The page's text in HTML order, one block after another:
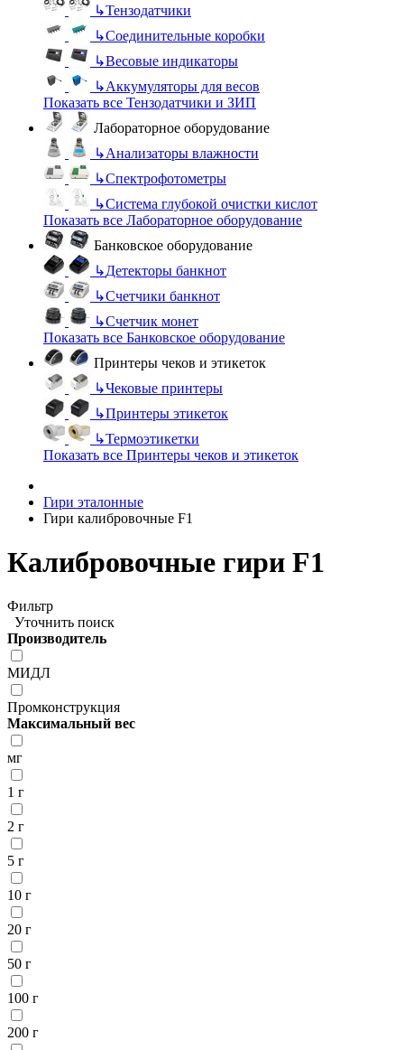
↳Тензодатчики
↳Соединительные коробки
↳Весовые индикаторы
↳Аккумуляторы для весов
Показать все Тензодатчики и ЗИП
Лабораторное оборудование
↳Анализаторы влажности
↳Спектрофотометры
↳Система глубокой очистки кислот
Показать все Лабораторное оборудование
Банковское оборудование
↳Детекторы банкнот
↳Счетчики банкнот
↳Счетчик монет
Показать все Банковское оборудование
Принтеры чеков и этикеток
↳Чековые принтеры
↳Принтеры этикеток
↳Термоэтикетки
Показать все Принтеры чеков и этикеток
Гири эталонные
Гири калибровочные F1
Калибровочные гири F1
Фильтр
Уточнить поиск
Производитель
МИДЛ
Промконструкция
Максимальный вес
мг
1 г
2 г
5 г
10 г
20 г
50 г
100 г
200 г